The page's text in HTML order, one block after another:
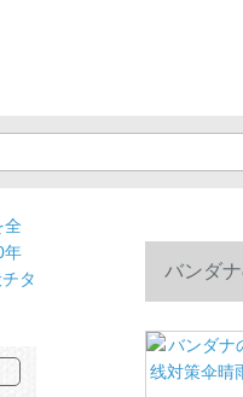
バンダ
パウダー